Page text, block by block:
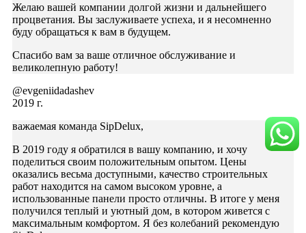
Желаю вашей компании долгой жизни и дальнейшего
процветания. Вы заслуживаете успеха, и я несомненно
буду обращаться к вам в будущем.
Спасибо вам за ваше отличное обслуживание и
великолепную работу!
@evgeniidadashev
2019 г.
важаемая команда SipDelux,
В 2019 году я обратился в вашу компанию, и хочу
поделиться своим положительным опытом. Цены
оказались весьма доступными, качество строительных
работ находится на самом высоком уровне, а
использованные панели просто отличны. В итоге у меня
получился теплый и уютный дом, в котором живется с
максимальным комфортом. Я без колебаний рекомендую